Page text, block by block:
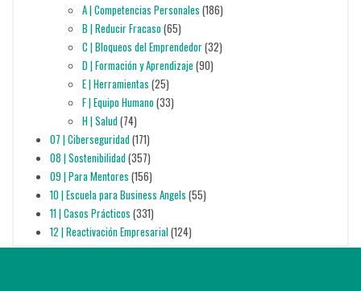
A | Competencias Personales (186)
B | Reducir Fracaso(65)
C | Bloqueos del Emprendedor(32)
D | Formación y Aprendizaje (90)
E | Herramientas (25)
F | Equipo Humano(33)
H | Salud(74)
07 | Ciberseguridad(171)
08 | Sostenibilidad(357)
09 | Para Mentores (156)
10 | Escuela para Business Angels (55)
11 | Casos Prácticos (331)
12 | Reactivación Empresarial(124)